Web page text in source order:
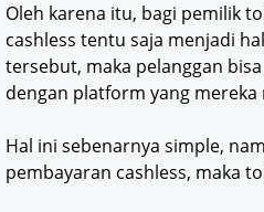
Oleh karena itu, bagi pemilik
cashless tentu saja menjadi
tersebut, maka pelanggan
dengan platform yang mereka
Hal ini sebenarnya simple,
pembayaran cashless, maka